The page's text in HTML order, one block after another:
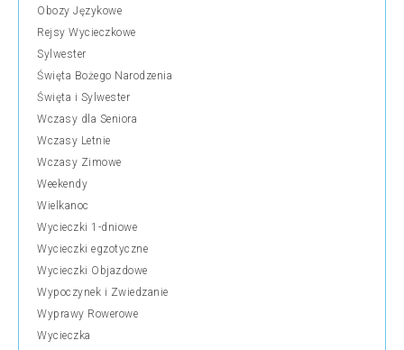
Obozy Językowe
Rejsy Wycieczkowe
Sylwester
Święta Bożego Narodzenia
Święta i Sylwester
Wczasy dla Seniora
Wczasy Letnie
Wczasy Zimowe
Weekendy
Wielkanoc
Wycieczki 1-dniowe
Wycieczki egzotyczne
Wycieczki Objazdowe
Wypoczynek i Zwiedzanie
Wyprawy Rowerowe
Wycieczka